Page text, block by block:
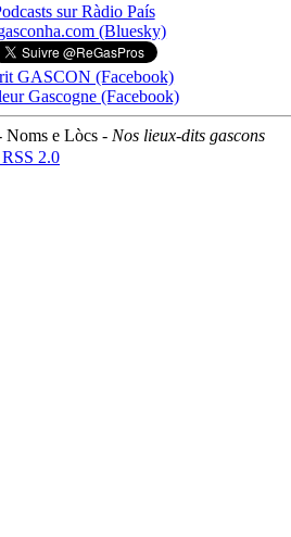
sur Ràdio País
(Bluesky)
GASCON (Facebook)
Gascogne (Facebook)
e Lòcs - Nos lieux-dits gascons
RSS 2.0